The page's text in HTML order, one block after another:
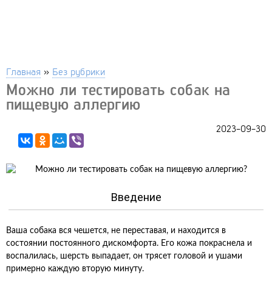
Главная » Без рубрики
Можно ли тестировать собак на
пищевую аллергию
2023-09-30
Введение
Ваша собака вся чешется, не переставая, и находится в
состоянии постоянного дискомфорта. Его кожа покраснела и
воспалилась, шерсть выпадает, он трясет головой и ушами
примерно каждую вторую минуту.